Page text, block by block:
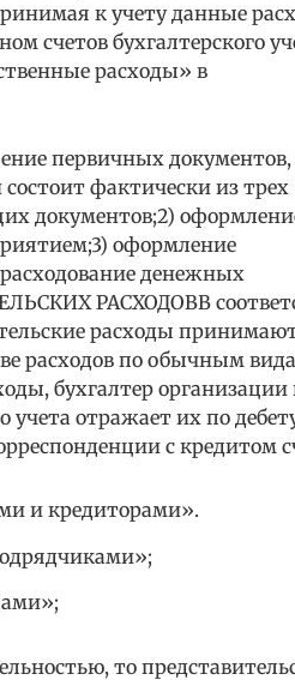
к учету данные
счетов бухгалтерского
расходы» в
первичных документов,
фактически из трех
документов;2)
оформление
денежных
РАСХОДОВВ
расходы
расходов по обычным
бухгалтер организации
учета отражает их по
с кредитом
и кредиторами».
то